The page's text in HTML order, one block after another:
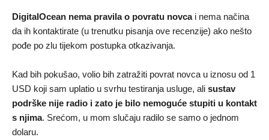
DigitalOcean nema pravila o povratu novcai nema načina
da ih kontaktirate (u trenutku pisanja ove recenzije) ako nešto
pođe po zlu tijekom postupka otkazivanja.
Kad bih pokušao, volio bih zatražiti povrat novca u iznosu od 1
USD koji sam uplatio u svrhu testiranja usluge, ali sustav
podrške nije radio i zato je bilo nemoguće stupiti u kontakt
s njima. Srećom, u mom slučaju radilo se samo o jednom
dolaru.